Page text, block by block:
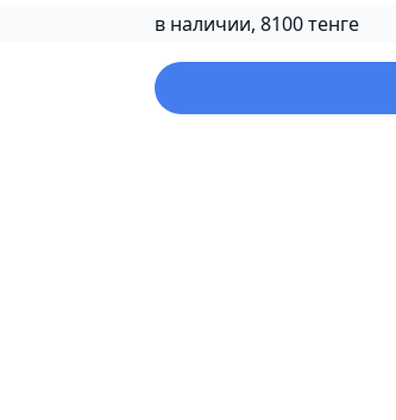
в наличии, 8100 тенге